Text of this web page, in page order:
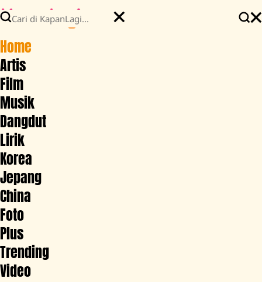
Home
Artis
Film
Musik
Dangdut
Lirik
Korea
Jepang
China
Foto
Plus
Trending
Video